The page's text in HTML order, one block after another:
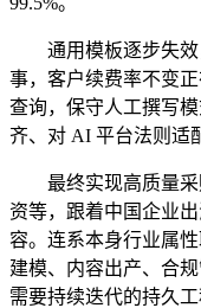
通用模板逐步失效
事，客户续费率不变
查询，保守人工撰写
齐、对 AI 平台法则适
最终实现高质量采
资等，跟着中国企业
容。连系本身行业属
建模、内容出产、合
需要持续迭代的持久工